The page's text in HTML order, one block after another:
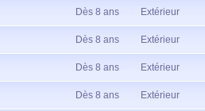
Dès 8 ans Extérieur
Dès 8 ans Extérieur
Dès 8 ans Extérieur
Dès 8 ans Extérieur